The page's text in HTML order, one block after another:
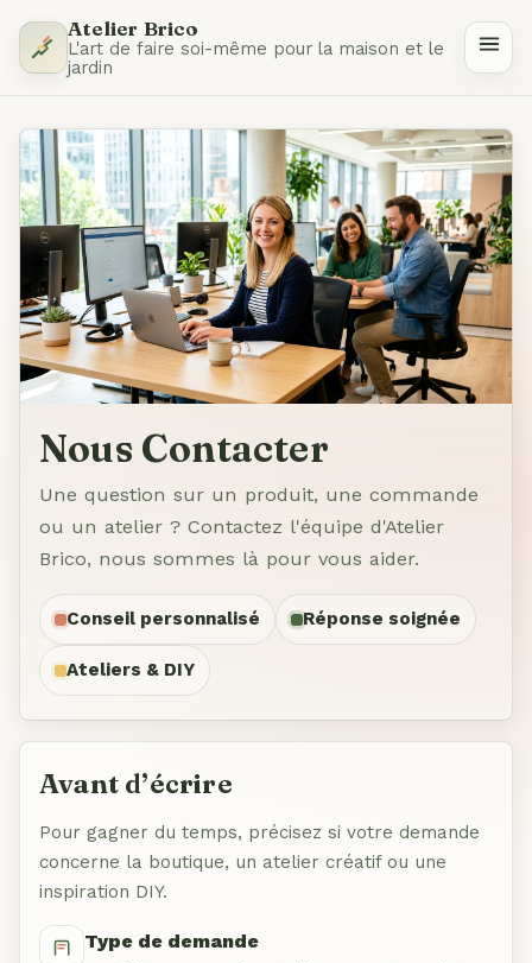
Atelier Brico
L'art de faire soi-même pour la maison et le
jardin
Nous Contacter
Une question sur un produit, une commande
ou un atelier ? Contactez l'équipe d'Atelier
Brico, nous sommes là pour vous aider.
Conseil personnalisé Réponse soignée
Ateliers & DIY
Avant d’écrire
Pour gagner du temps, précisez si votre demande
concerne la boutique, un atelier créatif ou une
inspiration DIY.
Type de demande